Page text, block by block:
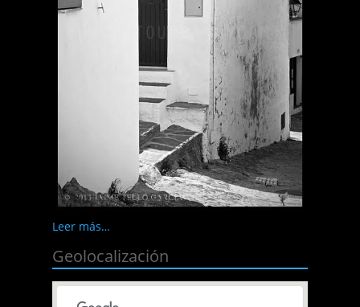
Leer más…
Geolocalización